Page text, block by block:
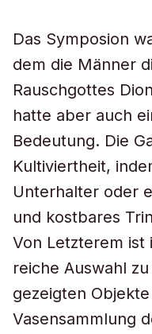
Das Symposion
dem die Männer
Rauschgottes
hatte aber auch
Bedeutung. Die
Kultiviertheit,
Unterhalter oder
und kostbares
Von Letzterem ist
reiche Auswahl
gezeigten
Vasensammlung